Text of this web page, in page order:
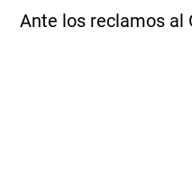
Ante los reclamos al